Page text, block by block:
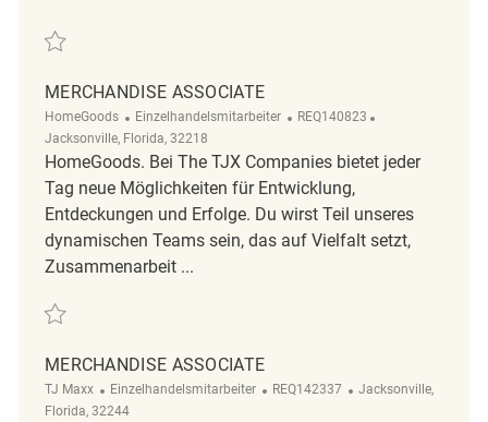
Retten Merchandise Associate REQ87729
MERCHANDISE ASSOCIATE
HomeGoods Kategorie
Einzelhandelsmitarbeiter ReqId
REQ140823
Jacksonville, Florida, 32218
HomeGoods. Bei The TJX Companies bietet jeder
Tag neue Möglichkeiten für Entwicklung,
Entdeckungen und Erfolge. Du wirst Teil unseres
dynamischen Teams sein, das auf Vielfalt setzt,
Zusammenarbeit ...
Retten Merchandise Associate REQ140823
MERCHANDISE ASSOCIATE
TJ Maxx Kategorie
Einzelhandelsmitarbeiter ReqId
REQ142337 Ort
Jacksonville,
Florida, 32244